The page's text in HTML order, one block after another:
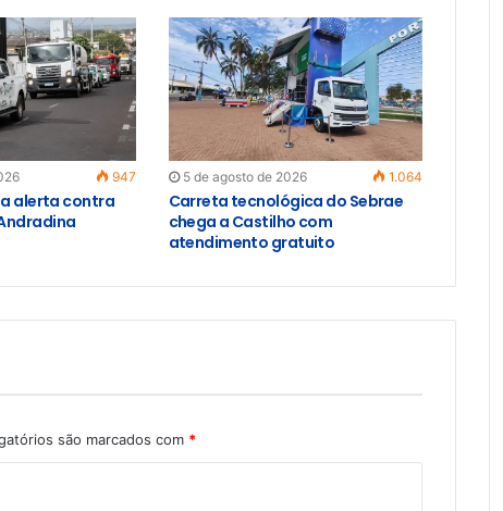
947
alerta contra
5 de agosto de 2026 1.064
Carreta tecnológica do Sebrae
chega a Castilho com
atendimento gratuito
são marcados com *